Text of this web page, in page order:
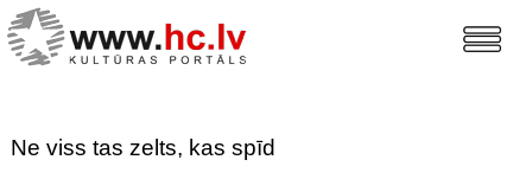
Ne viss tas zelts, kas spīd